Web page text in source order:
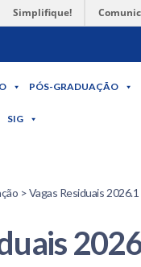
Simplifique!
PÓS-GRADUAÇÃO
SIG
> Vagas Residuais